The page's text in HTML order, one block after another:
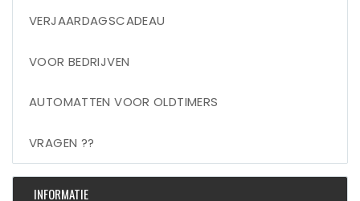
VERJAARDAGSCADEAU
VOOR BEDRIJVEN
AUTOMATTEN VOOR OLDTIMERS
VRAGEN ??
INFORMATIE